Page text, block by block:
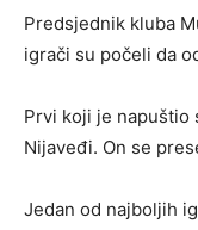
Predsjednik kluba
igrači su počeli da
Prvi koji je napuštio
Nijaveđi. On se
Jedan od najboljih